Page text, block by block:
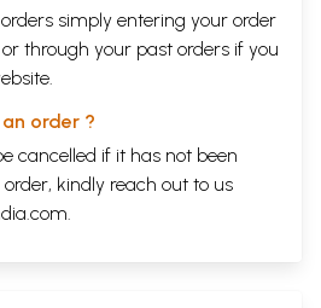
simply entering your order
or through your past orders if you
order ?
cancelled if it has not been
kindly reach out to us
.